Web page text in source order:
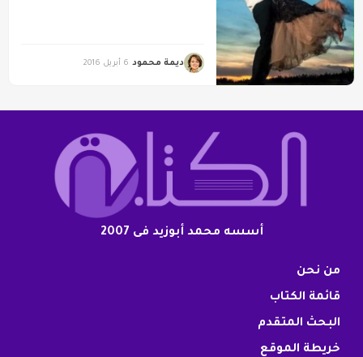
ديمة محمود 6 أبريل 2016
أسسه محمد أبوزيد فى 2007
من نحن
قائمة الكتاب
البحث المتقدم
خريطة الموقع